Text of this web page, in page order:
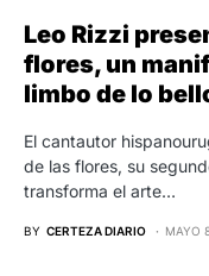
Leo Rizzi
flores, un
limbo de lo
El cantautor
de las flores, su
transforma el arte…
BY CERTEZA DIARIO MAYO